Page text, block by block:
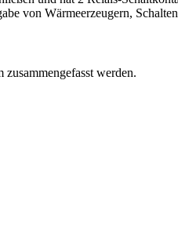
von Wärmeerzeugern,
werden.